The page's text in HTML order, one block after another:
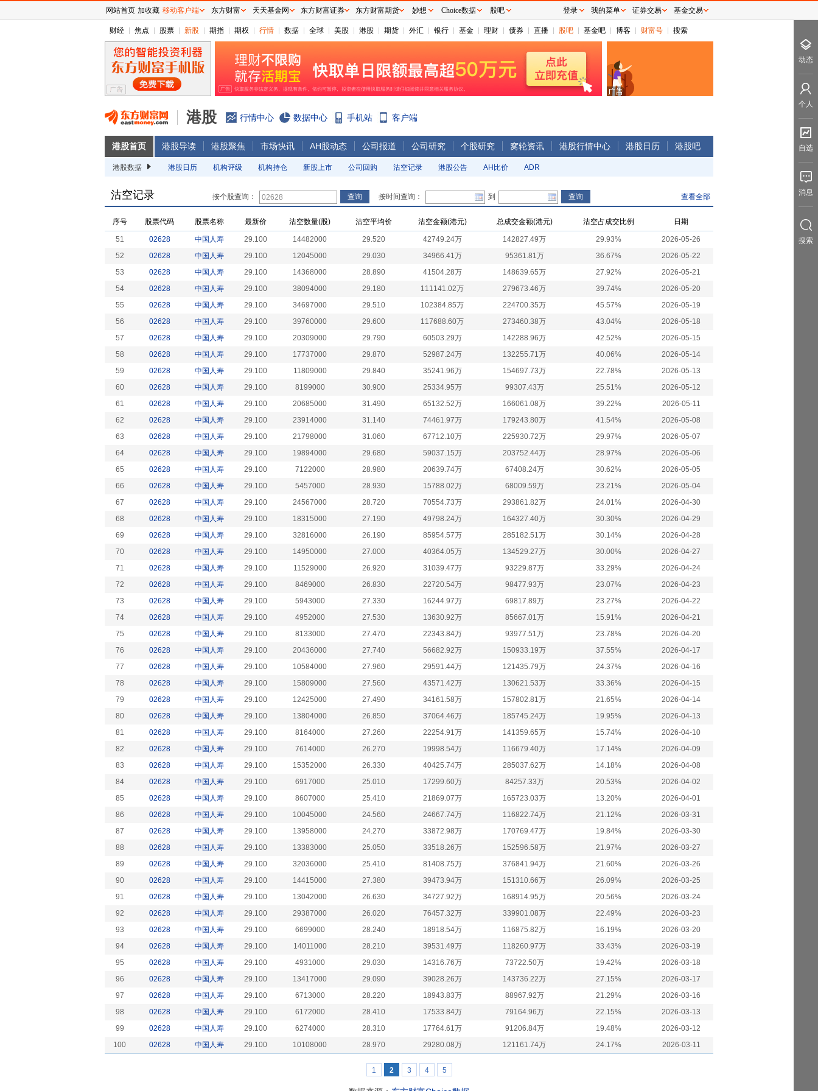
财经 焦点 股票 新股 期指 期权 行情 数据 全球 美股 港股 期货 外汇 银行 基金 理财 债券 直播 股吧 基金吧 博客 财富号 搜索
港股 行情中心 数据中心 手机站 客户端
港股首页 港股导读 港股聚焦 市场快讯 AH股动态 公司报道 公司研究 个股研究 窝轮资讯 港股行情中心 港股日历 港股吧
港股数据 港股日历 机构评级 机构持仓 新股上市 公司回购 沽空记录 港股公告 AH比价 ADR
沽空记录 按个股查询： 按时间查询： 到 查看全部
序号 股票代码 股票名称 最新价 沽空数量(股) 沽空平均价 沽空金额(港元) 总成交金额(港元) 沽空占成交比例 日期
51 02628 中国人寿 29.100 14482000 29.520 42749.24万 142827.49万 29.93%
2026-05-26
52
02628 中国人寿 29.100 12045000 29.030 34966.41万 95361.81万 36.67%
2026-05-22
53
02628 中国人寿 29.100 14368000 28.890 41504.28万 148639.65万 27.92%
2026-05-21
54
02628 中国人寿 29.100 38094000 29.180 111141.02万 279673.46万 39.74%
2026-05-20
55
02628 中国人寿 29.100 34697000 29.510 102384.85万 224700.35万 45.57%
2026-05-19
56
02628 中国人寿 29.100 39760000 29.600 117688.60万 273460.38万 43.04%
2026-05-18
57
02628 中国人寿 29.100 20309000 29.790 60503.29万 142288.96万 42.52%
2026-05-15
58
02628 中国人寿 29.100 17737000 29.870 52987.24万 132255.71万 40.06%
2026-05-14
59
02628 中国人寿 29.100 11809000 29.840 35241.96万 154697.73万 22.78%
2026-05-13
60
02628 中国人寿 29.100 8199000 30.900 25334.95万 99307.43万 25.51%
2026-05-12
61
02628 中国人寿 29.100 20685000 31.490 65132.52万 166061.08万 39.22%
2026-05-11
62
02628 中国人寿 29.100 23914000 31.140 74461.97万 179243.80万 41.54%
2026-05-08
63
02628 中国人寿 29.100 21798000 31.060 67712.10万 225930.72万 29.97%
2026-05-07
64
02628 中国人寿 29.100 19894000 29.680 59037.15万 203752.44万 28.97%
2026-05-06
65
02628 中国人寿 29.100 7122000 28.980 20639.74万 67408.24万 30.62%
2026-05-05
66
02628 中国人寿 29.100 5457000 28.930 15788.02万 68009.59万 23.21%
2026-05-04
67
02628 中国人寿 29.100 24567000 28.720 70554.73万 293861.82万 24.01%
2026-04-30
68
02628 中国人寿 29.100 18315000 27.190 49798.24万 164327.40万 30.30%
2026-04-29
69
02628 中国人寿 29.100 32816000 26.190 85954.57万 285182.51万 30.14%
2026-04-28
70
02628 中国人寿 29.100 14950000 27.000 40364.05万 134529.27万 30.00%
2026-04-27
71
02628 中国人寿 29.100 11529000 26.920 31039.47万 93229.87万 33.29%
2026-04-24
72
02628 中国人寿 29.100 8469000 26.830 22720.54万 98477.93万 23.07%
2026-04-23
73
02628 中国人寿 29.100 5943000 27.330 16244.97万 69817.89万 23.27%
2026-04-22
74
02628 中国人寿 29.100 4952000 27.530 13630.92万 85667.01万 15.91%
2026-04-21
75
02628 中国人寿 29.100 8133000 27.470 22343.84万 93977.51万 23.78%
2026-04-20
76
02628 中国人寿 29.100 20436000 27.740 56682.92万 150933.19万 37.55%
2026-04-17
77
02628 中国人寿 29.100 10584000 27.960 29591.44万 121435.79万 24.37%
2026-04-16
78
02628 中国人寿 29.100 15809000 27.560 43571.42万 130621.53万 33.36%
2026-04-15
79
02628 中国人寿 29.100 12425000 27.490 34161.58万 157802.81万 21.65%
2026-04-14
80
02628 中国人寿 29.100 13804000 26.850 37064.46万 185745.24万 19.95%
2026-04-13
81
02628 中国人寿 29.100 8164000 27.260 22254.91万 141359.65万 15.74%
2026-04-10
82
02628 中国人寿 29.100 7614000 26.270 19998.54万 116679.40万 17.14%
2026-04-09
83
02628 中国人寿 29.100 15352000 26.330 40425.74万 285037.62万 14.18%
2026-04-08
84
02628 中国人寿 29.100 6917000 25.010 17299.60万 84257.33万 20.53%
2026-04-02
85
02628 中国人寿 29.100 8607000 25.410 21869.07万 165723.03万 13.20%
2026-04-01
86
02628 中国人寿 29.100 10045000 24.560 24667.74万 116822.74万 21.12%
2026-03-31
87
02628 中国人寿 29.100 13958000 24.270 33872.98万 170769.47万 19.84%
2026-03-30
88
02628 中国人寿 29.100 13383000 25.050 33518.26万 152596.58万 21.97%
2026-03-27
89
02628 中国人寿 29.100 32036000 25.410 81408.75万 376841.94万 21.60%
2026-03-26
90
02628 中国人寿 29.100 14415000 27.380 39473.94万 151310.66万 26.09%
2026-03-25
91
02628 中国人寿 29.100 13042000 26.630 34727.92万 168914.95万 20.56%
2026-03-24
92
02628 中国人寿 29.100 29387000 26.020 76457.32万 339901.08万 22.49%
2026-03-23
93
02628 中国人寿 29.100 6699000 28.240 18918.54万 116875.82万 16.19%
2026-03-20
94
02628 中国人寿 29.100 14011000 28.210 39531.49万 118260.97万 33.43%
2026-03-19
95
02628 中国人寿 29.100 4931000 29.030 14316.76万 73722.50万 19.42%
2026-03-18
96
02628 中国人寿 29.100 13417000 29.090 39028.26万 143736.22万 27.15%
2026-03-17
97
02628 中国人寿 29.100 6713000 28.220 18943.83万 88967.92万 21.29%
2026-03-16
98
02628 中国人寿 29.100 6172000 28.410 17533.84万 79164.96万 22.15%
2026-03-13
99
02628 中国人寿 29.100 6274000 28.310 17764.61万 91206.84万 19.48%
2026-03-12
100
02628 中国人寿 29.100 10108000 28.970 29280.08万 121161.74万 24.17% 2026-03-11
1 2 3 4 5
网站首页 加收藏 移动客户端 东方财富 天天基金网 东方财富证券 东方财富期货 妙想 Choice数据 股吧 登录 我的菜单 证券交易 基金交易
动态
个人
自选
消息
搜索